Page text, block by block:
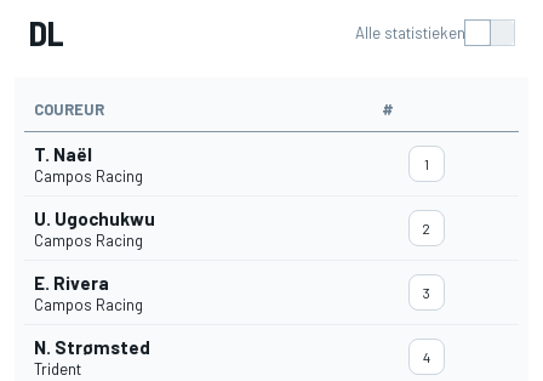
DL Alle statistieken
COUREUR #
T. Naël
Campos Racing
1
U. Ugochukwu
Campos Racing
2
E. Rivera
Campos Racing
3
N. Strømsted
Trident
4